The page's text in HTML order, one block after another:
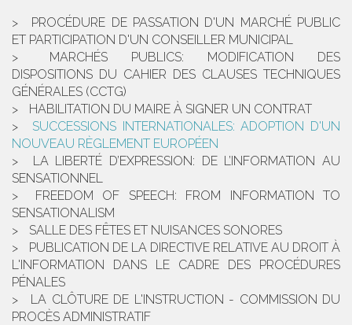
PROCÉDURE DE PASSATION D'UN MARCHÉ PUBLIC
ET PARTICIPATION D'UN CONSEILLER MUNICIPAL
MARCHÉS PUBLICS: MODIFICATION DES
DISPOSITIONS DU CAHIER DES CLAUSES TECHNIQUES
GÉNÉRALES (CCTG)
HABILITATION DU MAIRE À SIGNER UN CONTRAT
SUCCESSIONS INTERNATIONALES: ADOPTION D'UN
NOUVEAU RÈGLEMENT EUROPÉEN
LA LIBERTÉ D’EXPRESSION: DE L’INFORMATION AU
SENSATIONNEL
FREEDOM OF SPEECH: FROM INFORMATION TO
SENSATIONALISM
SALLE DES FÊTES ET NUISANCES SONORES
PUBLICATION DE LA DIRECTIVE RELATIVE AU DROIT À
L'INFORMATION DANS LE CADRE DES PROCÉDURES
PÉNALES
LA CLÔTURE DE L'INSTRUCTION - COMMISSION DU
PROCÈS ADMINISTRATIF